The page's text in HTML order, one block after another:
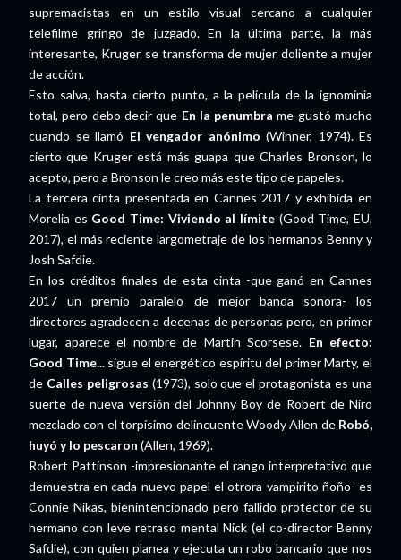
supremacistas en un estilo visual cercano a cualquier
telefilme gringo de juzgado. En la última parte, la más
interesante, Kruger se transforma de mujer doliente a mujer
de acción.
Esto salva, hasta cierto punto, a la película de la ignominia
total, pero debo decir que En la penumbrame gustó mucho
cuando se llamó El vengador anónimo (Winner, 1974). Es
cierto que Kruger está más guapa que Charles Bronson, lo
acepto, pero a Bronson le creo más este tipo de papeles.
La tercera cinta presentada en Cannes 2017 y exhibida en
Morelia es Good Time: Viviendo al límite (Good Time, EU,
2017), el más reciente largometraje de los hermanos Benny y
Josh Safdie.
En los créditos finales de esta cinta -que ganó en Cannes
2017 un premio paralelo de mejor banda sonora- los
directores agradecen a decenas de personas pero, en primer
lugar, aparece el nombre de Martin Scorsese. En efecto:
Good Time... sigue el energético espíritu del primer Marty, el
de Calles peligrosas (1973), solo que el protagonista es una
suerte de nueva versión del Johnny Boy de Robert de Niro
mezclado con el torpísimo delincuente Woody Allen de Robó,
huyó y lo pescaron (Allen, 1969).
Robert Pattinson -impresionante el rango interpretativo que
demuestra en cada nuevo papel el otrora vampirito ñoño- es
Connie Nikas, bienintencionado pero fallido protector de su
hermano con leve retraso mental Nick (el co-director Benny
Safdie), con quien planea y ejecuta un robo bancario que nos